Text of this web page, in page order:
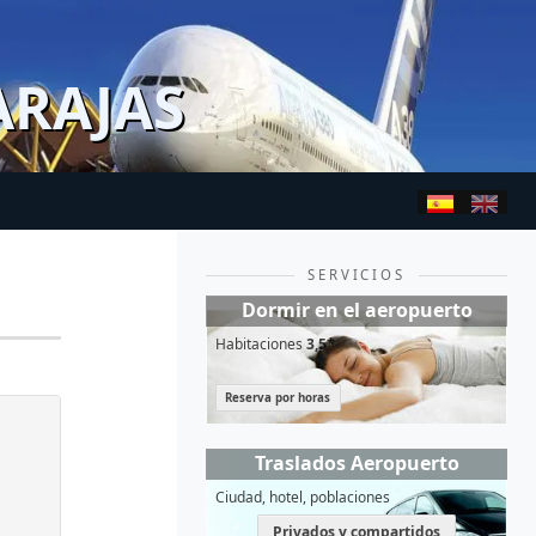
SERVICIOS
Dormir en el aeropuerto
Habitaciones3,5*
Reserva por horas
Traslados Aeropuerto
Ciudad, hotel, poblaciones